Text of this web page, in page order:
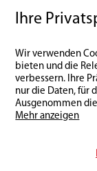
Ihre
Wir verwenden
bieten und die
verbessern. Ihre
nur die Daten, für
Ausgenommen
Mehr anzeigen